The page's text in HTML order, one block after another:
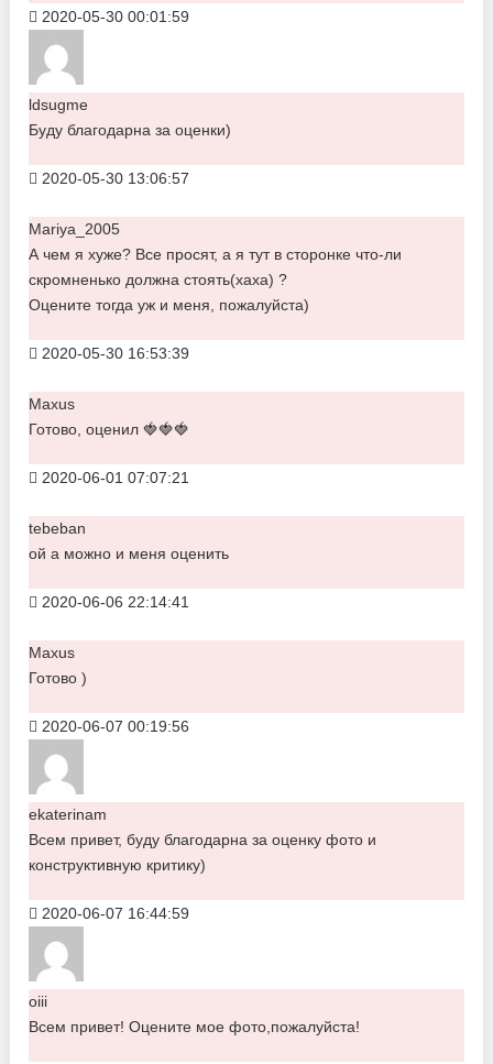
2020-05-30 00:01:59
ldsugme
Буду благодарна за оценки)
2020-05-30 13:06:57
Mariya_2005
А чем я хуже? Все просят, а я тут в сторонке что-ли
скромненько должна стоять(хаха) ?
Оцените тогда уж и меня, пожалуйста)
2020-05-30 16:53:39
Maxus
Готово, оценил 🍓🍓🍓
2020-06-01 07:07:21
tebeban
ой а можно и меня оценить
2020-06-06 22:14:41
Maxus
Готово )
2020-06-07 00:19:56
ekaterinam
Всем привет, буду благодарна за оценку фото и
конструктивную критику)
2020-06-07 16:44:59
oiii
Всем привет! Оцените мое фото,пожалуйста!